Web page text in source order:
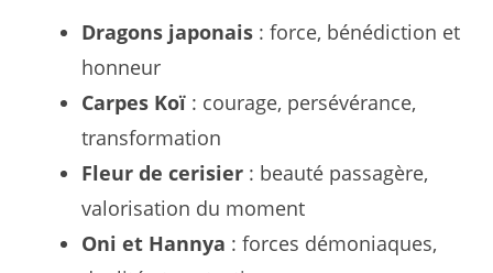
Dragons japonais : force, bénédiction et
honneur
Carpes Koï : courage, persévérance,
transformation
Fleur de cerisier : beauté passagère,
valorisation du moment
Oni et Hannya : forces démoniaques,